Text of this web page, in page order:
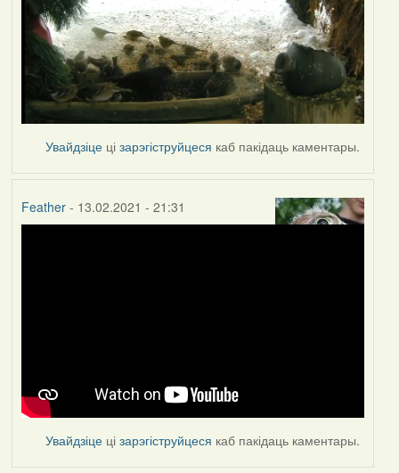
Увайдзіце цізарэгіструйцеся каб пакідаць каментары.
Feather- 13.02.2021 - 21:31
Увайдзіце цізарэгіструйцеся каб пакідаць каментары.